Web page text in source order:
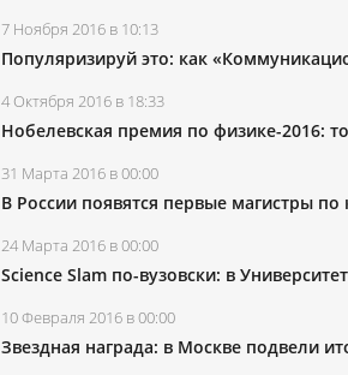
7 Ноября 2016 в 10:13
Популяризируй это: как
4 Октября 2016 в 18:33
Нобелевская премия по физике-2016:
31 Марта 2016 в 00:00
В России появятся первые магистры
24 Марта 2016 в 00:00
Science Slam по-вузовски: в
10 Февраля 2016 в 00:00
Звездная награда: в Москве подвели